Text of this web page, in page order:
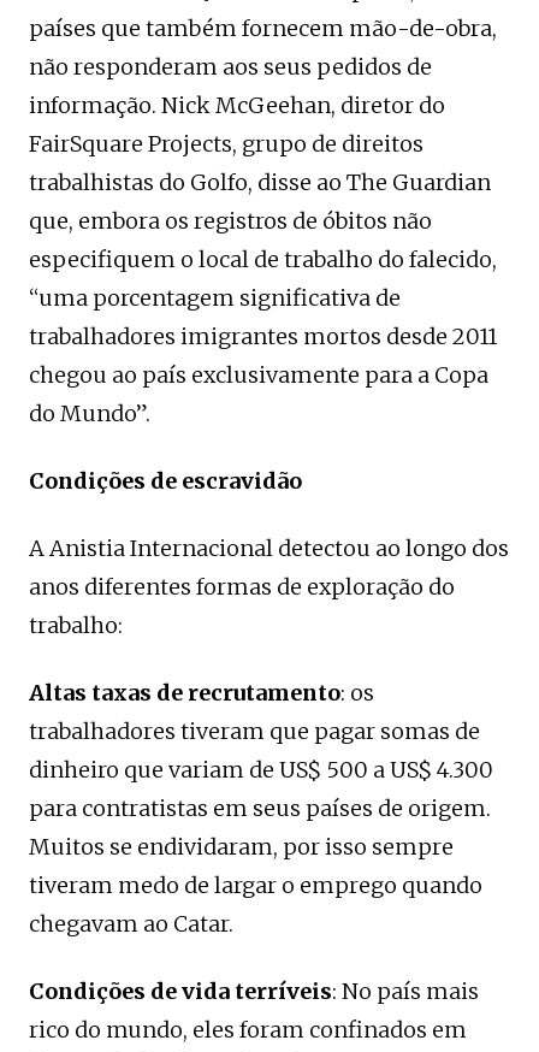
países que também fornecem mão-de-obra,
não responderam aos seus pedidos de
informação. Nick McGeehan, diretor do
FairSquare Projects, grupo de direitos
trabalhistas do Golfo, disse ao The Guardian
que, embora os registros de óbitos não
especifiquem o local de trabalho do falecido,
“uma porcentagem significativa de
trabalhadores imigrantes mortos desde 2011
chegou ao país exclusivamente para a Copa
do Mundo”.
Condições de escravidão
A Anistia Internacional detectou ao longo dos
anos diferentes formas de exploração do
trabalho:
Altas taxas de recrutamento: os
trabalhadores tiveram que pagar somas de
dinheiro que variam de US$ 500 a US$ 4.300
para contratistas em seus países de origem.
Muitos se endividaram, por isso sempre
tiveram medo de largar o emprego quando
chegavam ao Catar.
Condições de vida terríveis: No país mais
rico do mundo, eles foram confinados em